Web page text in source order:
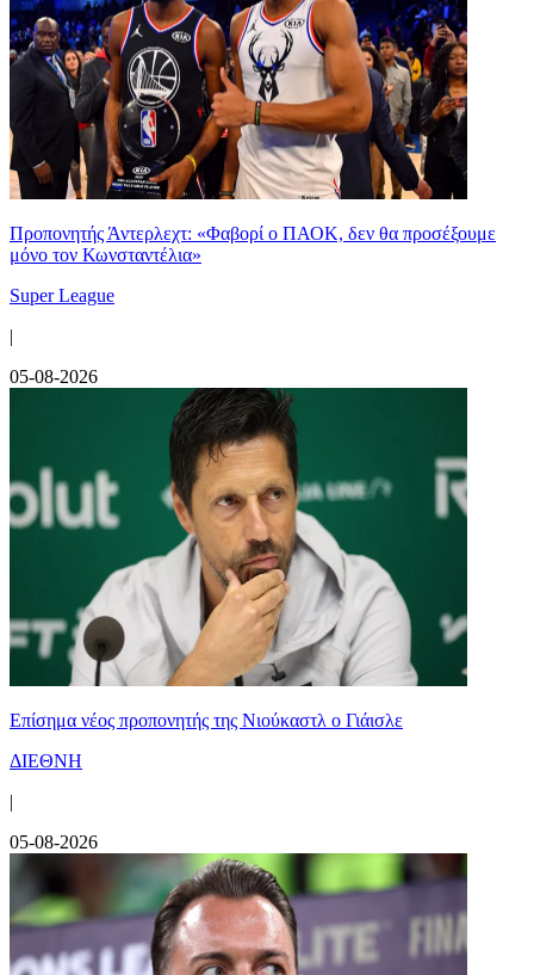
Προπονητής Άντερλεχτ: «Φαβορί ο ΠΑΟΚ, δεν θα προσέξουμε
μόνο τον Κωνσταντέλια»
Super League
|
05-08-2026
Επίσημα νέος προπονητής της Νιούκαστλ ο Γιάισλε
ΔΙΕΘΝΗ
|
05-08-2026